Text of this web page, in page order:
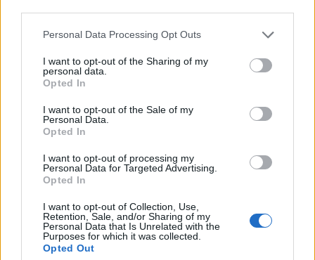
Personal Data Processing Opt Outs
I want to opt-out of the Sharing of my
personal data.
Opted In
I want to opt-out of the Sale of my
Personal Data.
Opted In
I want to opt-out of processing my
Personal Data for Targeted Advertising.
Opted In
I want to opt-out of Collection, Use,
Retention, Sale, and/or Sharing of my
Personal Data that Is Unrelated with the
Purposes for which it was collected.
Opted Out
06/07/2026 - 17:56 06/07/2026 - 21:58
ΡΟΗ ΕΙΔΗΣΕΩΝ